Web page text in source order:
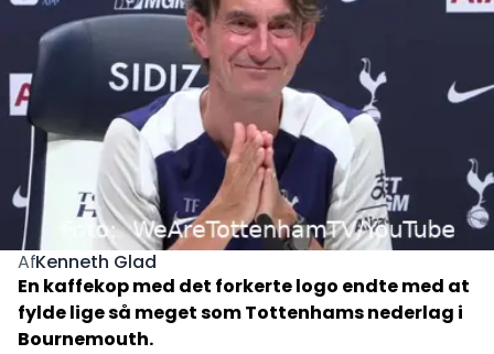
AfKenneth Glad
En kaffekop med det forkerte logo endte med at
fylde lige så meget som Tottenhams nederlag i
Bournemouth.